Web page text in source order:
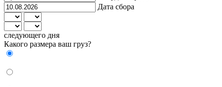
Дата сбора
следующего дня
Какого размера ваш груз?